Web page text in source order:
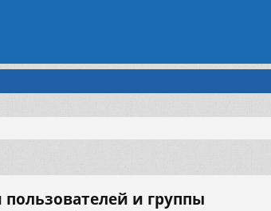
и группы